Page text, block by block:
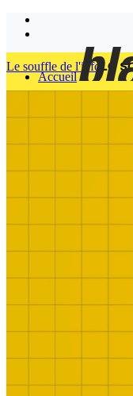
Accueil
Le souffle de l'info